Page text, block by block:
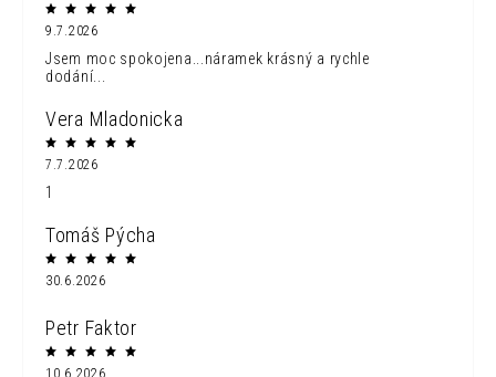
9.7.2026
Jsem moc spokojena...náramek krásný a rychle
dodání...
Vera Mladonicka
7.7.2026
1
Tomáš Pýcha
30.6.2026
Petr Faktor
10.6.2026